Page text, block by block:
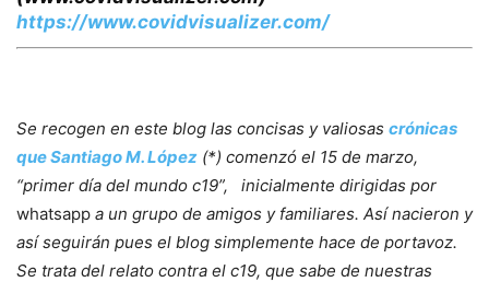
https://www.covidvisualizer.com/
Se recogen en este blog las concisas y valiosas crónicas
que Santiago M. López (*) comenzó el 15 de marzo,
“primer día del mundo c19”, inicialmente dirigidas por
whatsapp a un grupo de amigos y familiares. Así nacieron y
así seguirán pues el blog simplemente hace de portavoz.
Se trata del relato contra el c19, que sabe de nuestras